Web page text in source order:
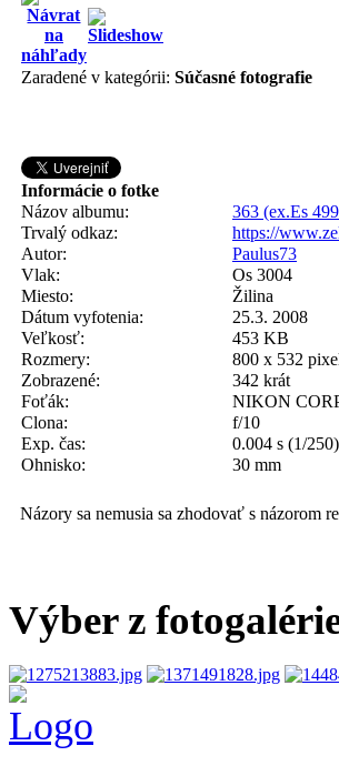
Zaradené v kategórii: Súčasné fotografie
Informácie o fotke
Názov albumu:
363 (ex.Es
Trvalý odkaz:
https://
Autor:
Paulus73
Vlak:
Os 3004
Miesto:
Žilina
Dátum vyfotenia:
25.3. 2008
Veľkosť:
453 KB
Rozmery:
800 x 532
Zobrazené:
342 krát
Foťák:
NIKON
Clona:
f/10
Exp. čas:
0.004 s (1/250)
Ohnisko:
30 mm
Názory sa nemusia sa zhodovať s názorom
Výber z